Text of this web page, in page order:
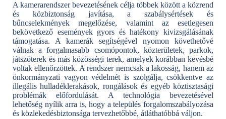
A kamerarendszer bevezetésének célja többek között a közrend
és közbiztonság javítása, a szabálysértések és
bűncselekmények megelőzése, valamint az esetlegesen
bekövetkező események gyors és hatékony kivizsgálásának
támogatása. A kamerák segítségével nyomon követhetővé
válnak a forgalmasabb csomópontok, közterületek, parkok,
játszóterek és más közösségi terek, amelyek korábban kevésbé
voltak ellenőrzöttek. A rendszer nemcsak a lakosság, hanem az
önkormányzati vagyon védelmét is szolgálja, csökkentve az
illegális hulladéklerakások, rongálások és egyéb köztisztasági
problémák előfordulását. A technológia bevezetésével
lehetőség nyílik arra is, hogy a település forgalomszabályozása
és közlekedésbiztonsága tervezhetőbbé, átláthatóbbá váljon.